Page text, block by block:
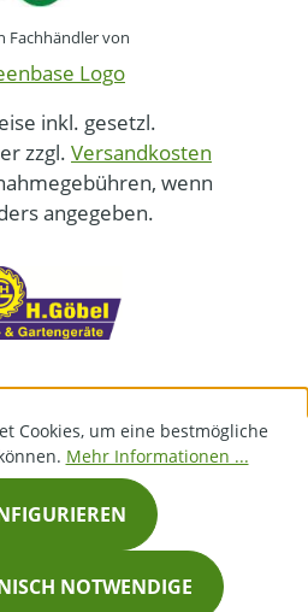
Fachhändler von
inkl. gesetzl.
zzgl. Versandkosten
wenn
angegeben.
Cookies, um eine bestmögliche
Mehr Informationen ...
NOTWENDIGE